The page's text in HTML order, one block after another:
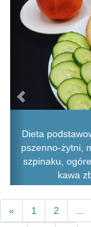
Dieta
pszenno-żytni,
szpinaku,
kawa
« 1 2